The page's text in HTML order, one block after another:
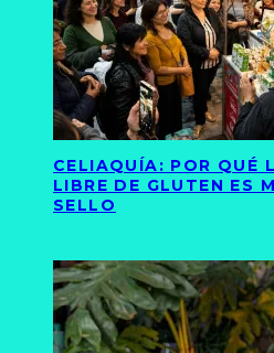
CELIAQUÍA: POR QUÉ
LIBRE DE GLUTEN ES
SELLO